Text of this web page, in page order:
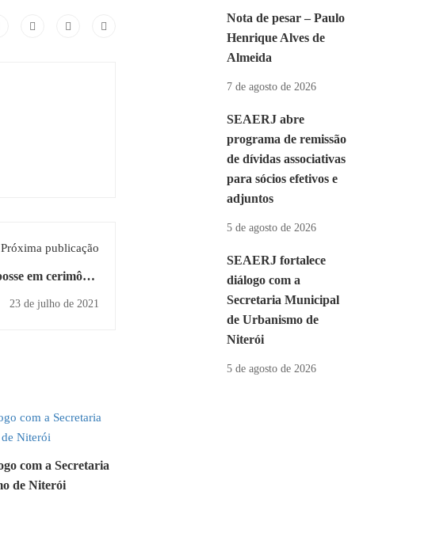
Próxima publicação
em cerimônia
23 de julho de 2021
com a Secretaria
de Niterói
Nota de pesar – Paulo
Henrique Alves de
Almeida
7 de agosto de 2026
SEAERJ abre
programa de remissão
de dívidas associativas
para sócios efetivos e
adjuntos
5 de agosto de 2026
SEAERJ fortalece
diálogo com a
Secretaria Municipal
de Urbanismo de
Niterói
5 de agosto de 2026